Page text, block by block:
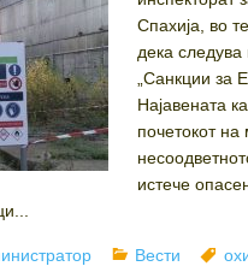
Спахија, во
дека следува
„Санкции за
Најавената
почетокот
истече
Categories
Вести